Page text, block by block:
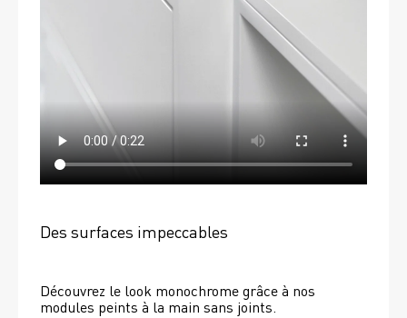
Des surfaces impeccables
Découvrez le look monochrome grâce à nos
modules peints à la main sans joints.